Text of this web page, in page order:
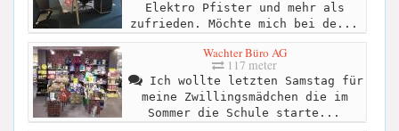
Elektro Pfister und mehr als
zufrieden. Möchte mich bei de...
Wachter Büro AG
117 meter
Ich wollte letzten Samstag für
meine Zwillingsmädchen die im
Sommer die Schule starte...